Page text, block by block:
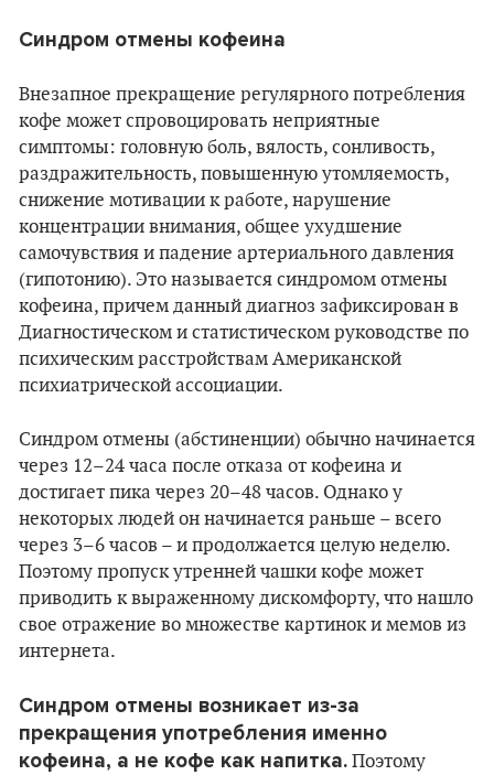
Синдром отмены кофеина
Внезапное прекращение регулярного потребления
кофе может спровоцировать неприятные
симптомы: головную боль, вялость, сонливость,
раздражительность, повышенную утомляемость,
снижение мотивации к работе, нарушение
концентрации внимания, общее ухудшение
самочувствия и падение артериального давления
(гипотонию). Это называется синдромом отмены
кофеина, причем данный диагноз зафиксирован в
Диагностическом и статистическом руководстве по
психическим расстройствам Американской
психиатрической ассоциации.
Синдром отмены (абстиненции) обычно начинается
через 12–24 часа после отказа от кофеина и
достигает пика через 20–48 часов. Однако у
некоторых людей он начинается раньше – всего
через 3–6 часов – и продолжается целую неделю.
Поэтому пропуск утренней чашки кофе может
приводить к выраженному дискомфорту, что нашло
свое отражение во множестве картинок и мемов из
интернета.
Синдром отмены возникает из-за
прекращения употребления именно
кофеина, а не кофе как напитка. Поэтому